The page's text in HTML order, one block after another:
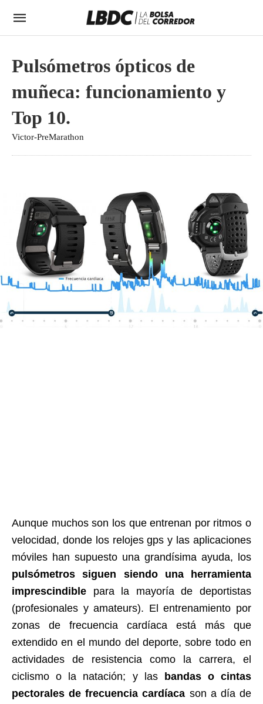
Pulsómetros ópticos de
muñeca: funcionamiento y
Top 10.
Victor-PreMarathon
Aunque muchos son los que entrenan por ritmos o
velocidad, donde los relojes gps y las aplicaciones
móviles han supuesto una grandísima ayuda, los
pulsómetros siguen siendo una herramienta
imprescindible para la mayoría de deportistas
(profesionales y amateurs). El entrenamiento por
zonas de frecuencia cardíaca está más que
extendido en el mundo del deporte, sobre todo en
actividades de resistencia como la carrera, el
ciclismo o la natación; y las
bandas o cintas
pectorales de frecuencia cardíaca son a día de